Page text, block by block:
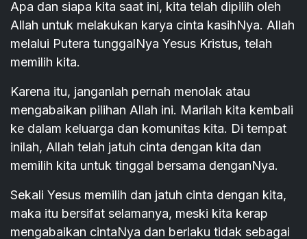
Apa dan siapa kita saat ini, kita telah dipilih oleh
Allah untuk melakukan karya cinta kasihNya. Allah
melalui Putera tunggalNya Yesus Kristus, telah
memilih kita.
Karena itu, janganlah pernah menolak atau
mengabaikan pilihan Allah ini. Marilah kita kembali
ke dalam keluarga dan komunitas kita. Di tempat
inilah, Allah telah jatuh cinta dengan kita dan
memilih kita untuk tinggal bersama denganNya.
Sekali Yesus memilih dan jatuh cinta dengan kita,
maka itu bersifat selamanya, meski kita kerap
mengabaikan cintaNya dan berlaku tidak sebagai